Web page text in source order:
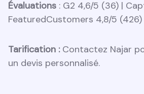
Évaluations : G2 4,6/5 (36) |
FeaturedCustomers 4,8/5 (426)
Tarification :Contactez Najar
un devis personnalisé.